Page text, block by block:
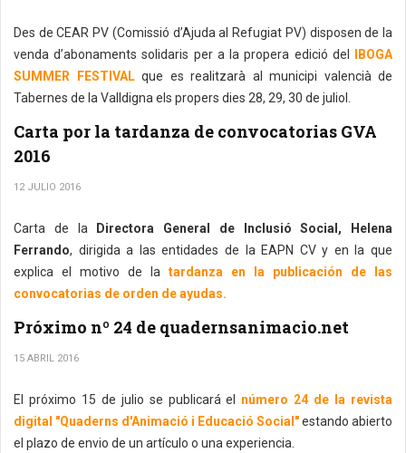
Des de CEAR PV (Comissió d’Ajuda al Refugiat PV) disposen de la
venda d’abonaments solidaris per a la propera edició del
IBOGA
SUMMER FESTIVALque es realitzarà al municipi valencià de
Tabernes de la Valldigna els propers dies 28, 29, 30 de juliol.
Carta por la tardanza de convocatorias GVA
2016
12 JULIO 2016
Carta de la
Directora General de Inclusió Social, Helena
Ferrando, dirigida a las entidades de la EAPN CV y en la que
explica el motivo de la tardanza en la publicación de las
convocatorias de orden de ayudas.
Próximo nº 24 de quadernsanimacio.net
15 ABRIL 2016
El próximo 15 de julio se publicará el número 24 de la revista
digital "Quaderns d'Animació i Educació Social"estando abierto
el plazo de envio de un artículo o una experiencia.